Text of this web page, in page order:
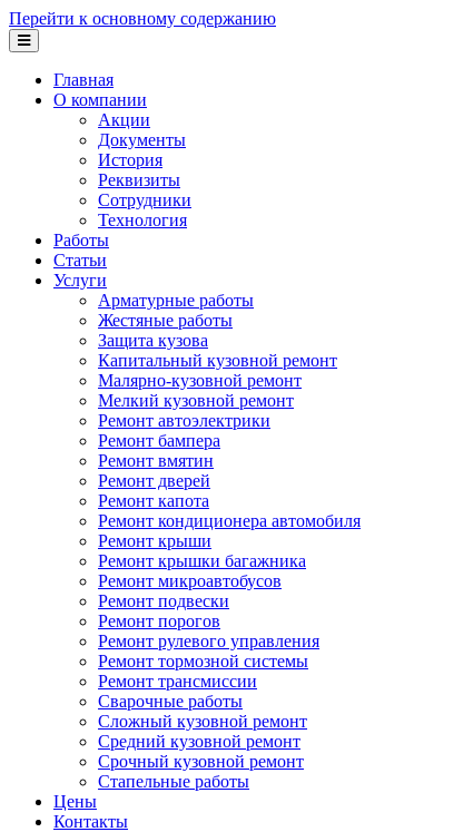
Перейти к основному содержанию
Главная
О компании
Акции
Документы
История
Реквизиты
Сотрудники
Технология
Работы
Статьи
Услуги
Арматурные работы
Жестяные работы
Защита кузова
Капитальный кузовной ремонт
Малярно-кузовной ремонт
Мелкий кузовной ремонт
Ремонт автоэлектрики
Ремонт бампера
Ремонт вмятин
Ремонт дверей
Ремонт капота
Ремонт кондиционера автомобиля
Ремонт крыши
Ремонт крышки багажника
Ремонт микроавтобусов
Ремонт подвески
Ремонт порогов
Ремонт рулевого управления
Ремонт тормозной системы
Ремонт трансмиссии
Сварочные работы
Сложный кузовной ремонт
Средний кузовной ремонт
Срочный кузовной ремонт
Стапельные работы
Цены
Контакты